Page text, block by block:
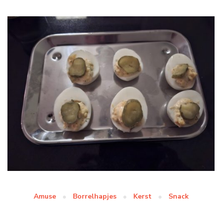
Amuse Borrelhapjes Kerst Snack